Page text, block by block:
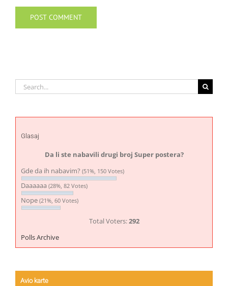
Search
for:
Glasaj
Da li ste nabavili drugi broj Super postera?
Gde da ih nabavim? (51%, 150 Votes)
Daaaaaa (28%, 82 Votes)
Nope (21%, 60 Votes)
Total Voters:292
Polls Archive
Avio karte